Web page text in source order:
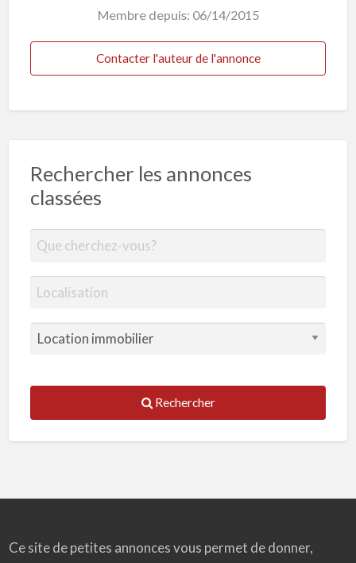
Membre depuis: 06/14/2015
Contacter l'auteur de l'annonce
Rechercher les annonces
classées
Rechercher
Ce site de petites annonces vous permet de donner,